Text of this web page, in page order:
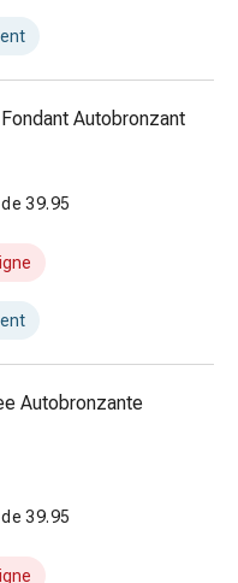
Autobronzant
39.95
Autobronzante
39.95